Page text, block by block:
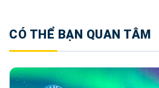
CÓ THỂ BẠN QUAN TÂM